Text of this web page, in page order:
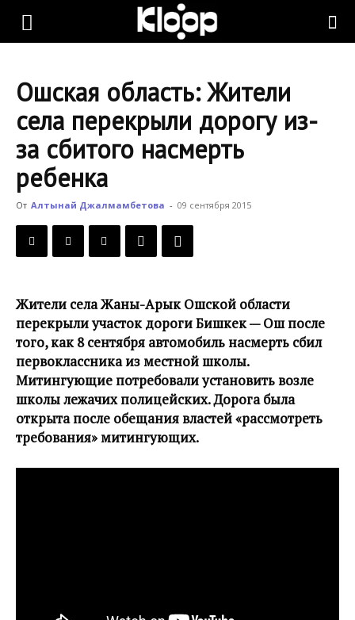
KLOOP.KG
Новости
Кыргызстана
Ошская область: Жители
села перекрыли дорогу из-
за сбитого насмерть
ребенка
От Алтынай Джалмамбетова - 09 сентября 2015
Жители села Жаны-Арык Ошской области
перекрыли участок дороги Бишкек — Ош после
того, как 8 сентября автомобиль насмерть сбил
первоклассника из местной школы.
Митингующие потребовали установить возле
школы лежачих полицейских. Дорога была
открыта после обещания властей «рассмотреть
требования» митингующих.